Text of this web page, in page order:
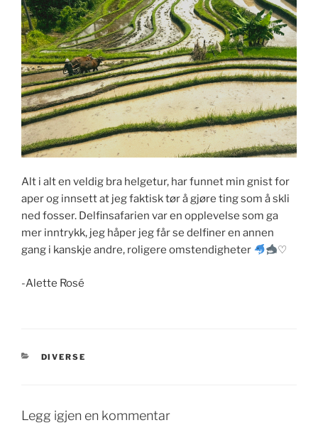
Alt i alt en veldig bra helgetur, har funnet min gnist for
aper og innsett at jeg faktisk tør å gjøre ting som å skli
ned fosser. Delfinsafarien var en opplevelse som ga
mer inntrykk, jeg håper jeg får se delfiner en annen
gang i kanskje andre, roligere omstendigheter
♡
-Alette Rosé
KATEGORIER
DIVERSE
Legg igjen en kommentar